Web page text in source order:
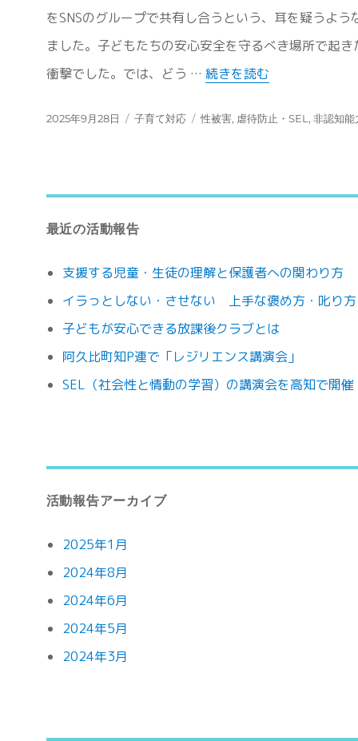
をSNSのグループで共有し合うという、耳を疑うよう
ました。子どもたちの安心安全を守るべき場所で起
衝撃でした。では、どう … “子どもが自分で自分をま
続きを読む
投
2025年9月28日
カ
子育て対応
タ
性被害, 虐待防止・SEL, 非認知能
最近の活動報告
支援する児童・生徒の理解と保護者への関わり方
イラっとしない・させない 上手な褒め方・叱り方
子どもが安心できる放課後クラブとは
阿久比町知P連で「レジリエンス講演会」
SEL（社会性と情動の学習）の講演会を高知で開催
活動報告アーカイブ
2025年1月
2024年8月
2024年6月
2024年5月
2024年3月